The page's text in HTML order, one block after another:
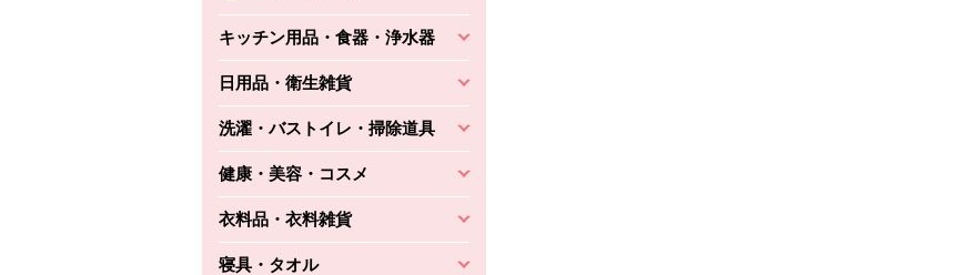
キッチン用品・食器・浄水器
日用品・衛生雑貨
洗濯・バストイレ・掃除道具
健康・美容・コスメ
衣料品・衣料雑貨
寝具・タオル